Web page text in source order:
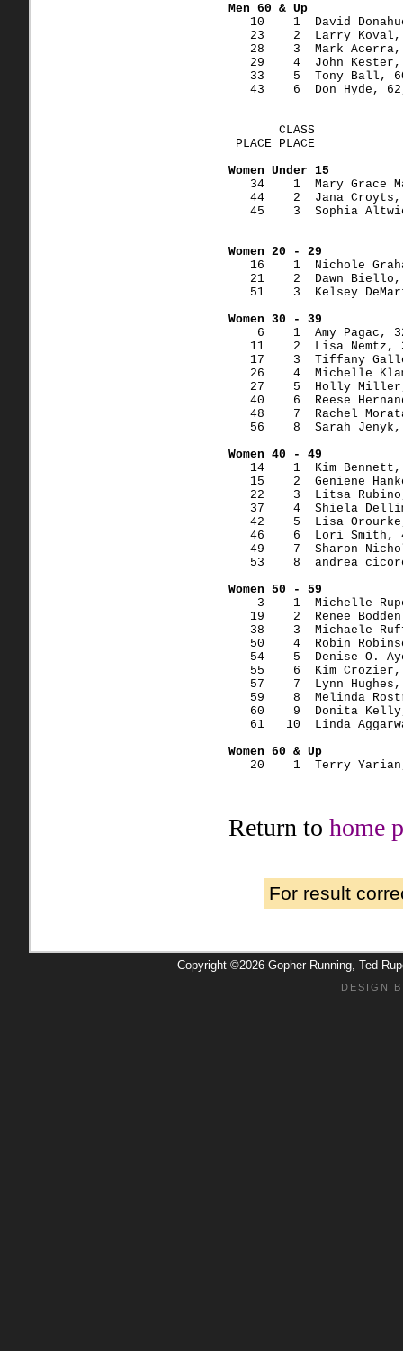
Men 60 & Up
10    1  David
23    2  Larry Koval,
28    3  Mark Acerra,
29    4  John Kester,
33    5  Tony Ball, 60,
43    6  Don Hyde, 62,
CLASS
PLACE PLACE
Women Under 15
34    1  Mary Grace
44    2  Jana Croyts,
45    3  Sophia
Women 20 - 29
16    1  Nichole
21    2  Dawn Biello,
51    3  Kelsey
Women 30 - 39
6    1  Amy Pagac, 32
11    2  Lisa Nemtz,
17    3  Tiffany Gallo,
26    4  Michelle
27    5  Holly Miller,
40    6  Reese
48    7  Rachel
56    8  Sarah Jenyk,
Women 40 - 49
14    1  Kim Bennett,
15    2  Geniene
22    3  Litsa Rubino,
37    4  Shiela
42    5  Lisa
46    6  Lori Smith,
49    7  Sharon
53    8  andrea
Women 50 - 59
3    1  Michelle
19    2  Renee
38    3  Michaele
50    4  Robin
54    5  Denise O.
55    6  Kim Crozier,
57    7  Lynn
59    8  Melinda
60    9  Donita Kelly,
61   10  Linda
Women 60 & Up
20    1  Terry Yarian,
Return to home
For result
Copyright ©2026 Gopher Running, Ted
DESIGN